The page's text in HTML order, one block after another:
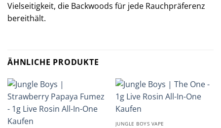
Vielseitigkeit, die Backwoods für jede Rauchpräferenz
bereithält.
ÄHNLICHE PRODUKTE
JUNGLE BOYS VAPE